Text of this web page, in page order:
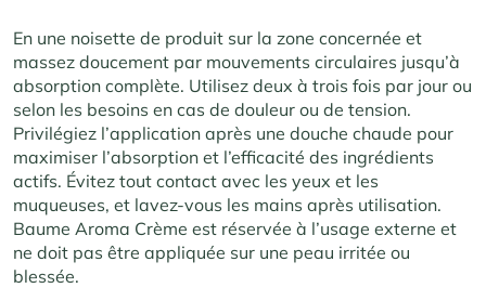
En une noisette de produit sur la zone concernée et
massez doucement par mouvements circulaires jusqu’à
absorption complète. Utilisez deux à trois fois par jour ou
selon les besoins en cas de douleur ou de tension.
Privilégiez l’application après une douche chaude pour
maximiser l’absorption et l’efficacité des ingrédients
actifs. Évitez tout contact avec les yeux et les
muqueuses, et lavez-vous les mains après utilisation.
Baume Aroma Crème est réservée à l’usage externe et
ne doit pas être appliquée sur une peau irritée ou
blessée.